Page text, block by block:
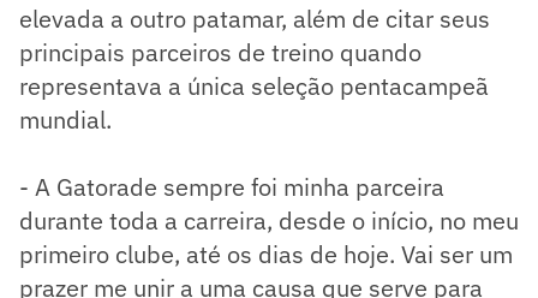
elevada a outro patamar, além de citar seus
principais parceiros de treino quando
representava a única seleção pentacampeã
mundial.
- A Gatorade sempre foi minha parceira
durante toda a carreira, desde o início, no meu
primeiro clube, até os dias de hoje. Vai ser um
prazer me unir a uma causa que serve para